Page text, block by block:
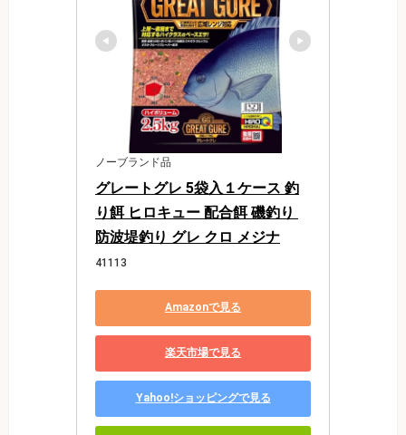
ノーブランド品
グレートグレ 5袋入１ケース 釣
り餌 ヒロキュー 配合餌 磯釣り
防波堤釣り グレ クロ メジナ
41113
Amazonで見る
楽天市場で見る
Yahoo!ショッピングで見る